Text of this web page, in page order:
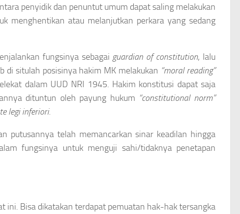
penyidik dan penuntut umum dapat saling melakukan
menghentikan atau melanjutkan perkara yang sedang
fungsinya sebagai guardian of constitution, lalu
di situlah posisinya hakim MK melakukan “moral reading”
dalam UUD NRI 1945. Hakim konstitusi dapat saja
dituntun oleh payung hukum “constitutional norm”
legi inferiori.
putusannya telah memancarkan sinar keadilan hingga
fungsinya untuk menguji sahi/tidaknya penetapan
ini. Bisa dikatakan terdapat pemuatan hak-hak tersangka